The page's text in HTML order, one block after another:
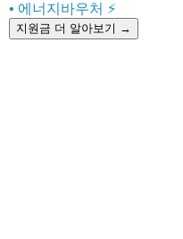
• 에너지바우처 ⚡
지원금 더 알아보기 →